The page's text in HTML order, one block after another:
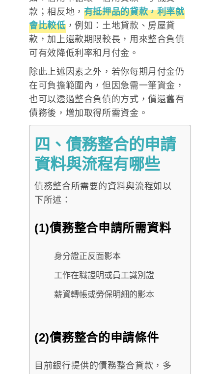
款；相反地， 有抵押品的貸款，利率就
會比較低，例如：土地貸款、房屋貸
款，加上還款期限較長，用來整合負債
可有效降低利率和月付金。
除此上述因素之外，若你每期月付金仍
在可負擔範圍內，但因急需一筆資金，
也可以透過整合負債的方式，償還舊有
債務後，增加取得所需資金。
四、債務整合的申請
資料與流程有哪些
債務整合所需要的資料與流程如以
下所述：
(1)債務整合申請所需資料
身分證正反面影本
工作在職證明或員工識別證
薪資轉帳或勞保明細的影本
(2)債務整合的申請條件
目前銀行提供的債務整合貸款，多